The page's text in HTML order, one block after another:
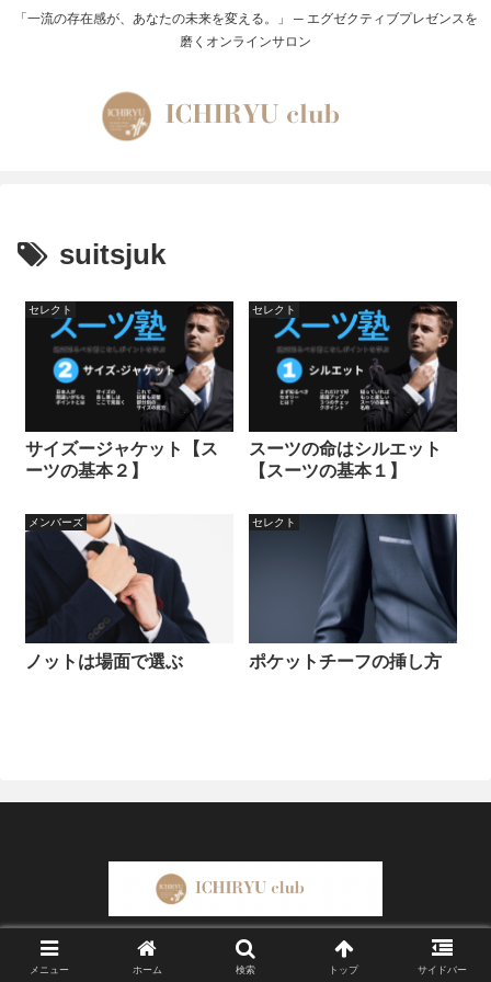
「一流の存在感が、あなたの未来を変える。」 ─ エグゼクティブプレゼンスを
磨くオンラインサロン
suitsjuk
セレクト
サイズージャケット【ス
ーツの基本２】
セレクト
スーツの命はシルエット
【スーツの基本１】
メンバーズ
ノットは場面で選ぶ
セレクト
ポケットチーフの挿し方
© 2025 ICHIRYU club.
メニュー ホーム 検索 トップ サイドバー